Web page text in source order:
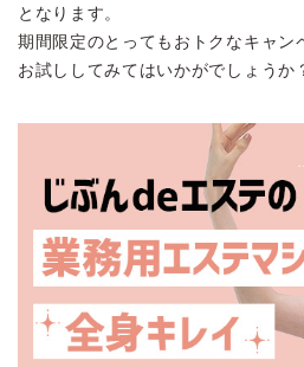
となります。
期間限定のとってもおトクなキャン
お試ししてみてはいかがでしょうか